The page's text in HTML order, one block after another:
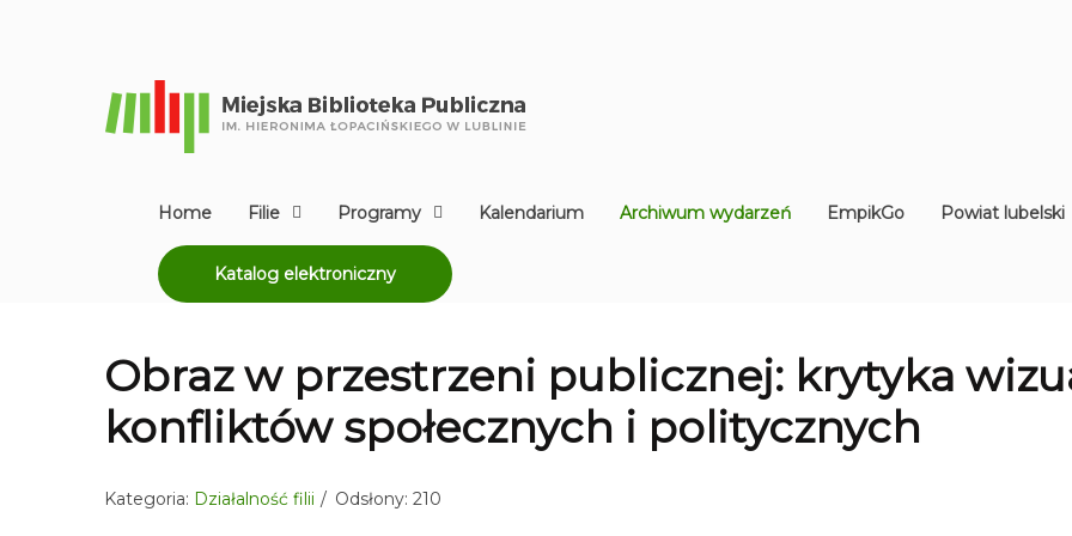
Home Filie Programy Kalendarium Archiwum wydarzeń EmpikGo Powiat lubelski
Katalog elektroniczny
Obraz w przestrzeni publicznej: krytyka
konfliktów społecznych i politycznych
Kategoria: Działalność filii Odsłony: 210